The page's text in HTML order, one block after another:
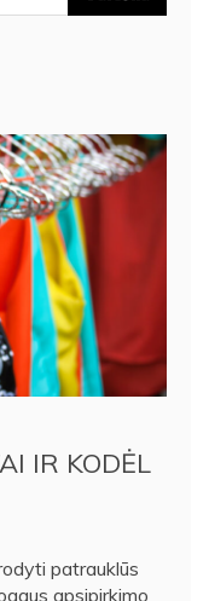
IR KODĖL
patrauklūs
apsipirkimo